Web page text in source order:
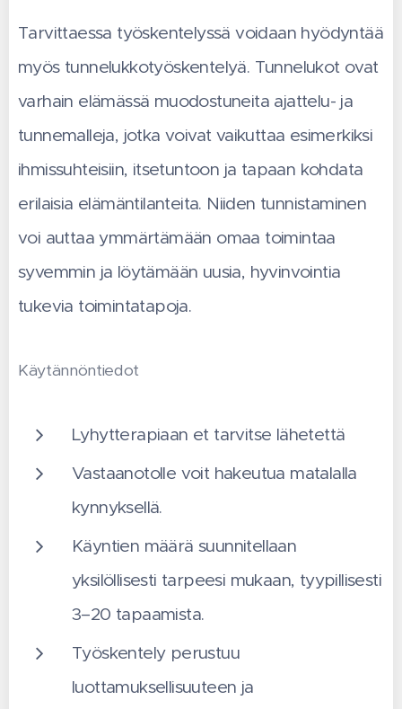
Tarvittaessa työskentelyssä voidaan hyödyntää
myös tunnelukkotyöskentelyä. Tunnelukot ovat
varhain elämässä muodostuneita ajattelu- ja
tunnemalleja, jotka voivat vaikuttaa esimerkiksi
ihmissuhteisiin, itsetuntoon ja tapaan kohdata
erilaisia elämäntilanteita. Niiden tunnistaminen
voi auttaa ymmärtämään omaa toimintaa
syvemmin ja löytämään uusia, hyvinvointia
tukevia toimintatapoja.
Käytännöntiedot
Lyhytterapiaan et tarvitse lähetettä
Vastaanotolle voit hakeutua matalalla
kynnyksellä.
Käyntien määrä suunnitellaan
yksilöllisesti tarpeesi mukaan, tyypillisesti
3–20 tapaamista.
Työskentely perustuu
luottamuksellisuuteen ja